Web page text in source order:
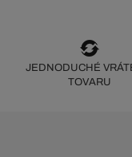
JEDNODUCHÉ
TOVARU